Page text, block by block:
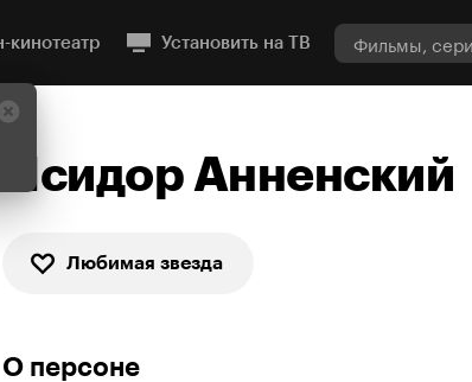
кинотеатр Установить на ТВ
Исидор Анненский
Любимая звезда
О персоне